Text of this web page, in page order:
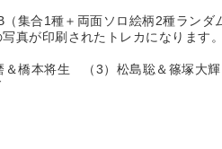
集合1種＋両面ソロ絵柄2種ランダ
真が印刷されたトレカになります。
＆橋本将生 （3）松島聡＆篠塚大